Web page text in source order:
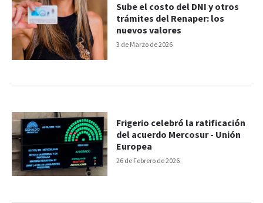
3 de Marzo de 2026
Sube el costo del DNI y otros
trámites del Renaper: los
nuevos valores
26 de Febrero de 2026
Frigerio celebró la ratificación
del acuerdo Mercosur - Unión
Europea